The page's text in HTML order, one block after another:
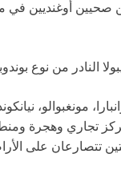
صحيين أوغنديين
النادر من نوع
مونغبوالو،
تجاري وهجرة